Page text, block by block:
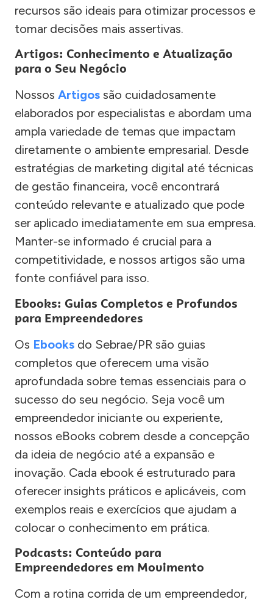
recursos são ideais para otimizar processos e
tomar decisões mais assertivas.
Artigos: Conhecimento e Atualização
para o Seu Negócio
Nossos Artigos são cuidadosamente
elaborados por especialistas e abordam uma
ampla variedade de temas que impactam
diretamente o ambiente empresarial. Desde
estratégias de marketing digital até técnicas
de gestão financeira, você encontrará
conteúdo relevante e atualizado que pode
ser aplicado imediatamente em sua empresa.
Manter-se informado é crucial para a
competitividade, e nossos artigos são uma
fonte confiável para isso.
Ebooks: Guias Completos e Profundos
para Empreendedores
Os Ebooks do Sebrae/PR são guias
completos que oferecem uma visão
aprofundada sobre temas essenciais para o
sucesso do seu negócio. Seja você um
empreendedor iniciante ou experiente,
nossos eBooks cobrem desde a concepção
da ideia de negócio até a expansão e
inovação. Cada ebook é estruturado para
oferecer insights práticos e aplicáveis, com
exemplos reais e exercícios que ajudam a
colocar o conhecimento em prática.
Podcasts: Conteúdo para
Empreendedores em Movimento
Com a rotina corrida de um empreendedor,